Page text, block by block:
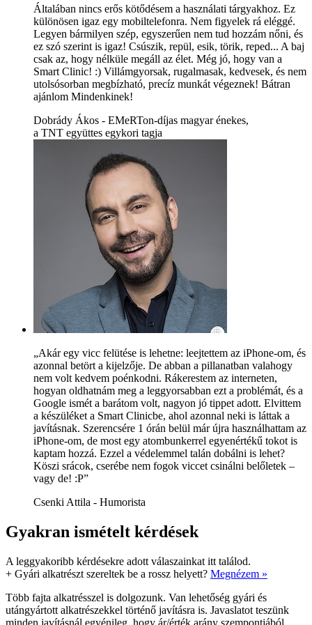
Általában nincs erős kötődésem a használati tárgyakhoz. Ez
különösen igaz egy mobiltelefonra. Nem figyelek rá eléggé.
Legyen bármilyen szép, egyszerűen nem tud hozzám nőni, és
ez szó szerint is igaz! Csúszik, repül, esik, törik, reped... A baj
csak az, hogy nélküle megáll az élet. Még jó, hogy van a
Smart Clinic! :) Villámgyorsak, rugalmasak, kedvesek, és nem
utolsósorban megbízható, precíz munkát végeznek! Bátran
ajánlom Mindenkinek!
Dobrády Ákos - EMeRTon-díjas magyar énekes,
a TNT együttes egykori tagja
„Akár egy vicc felütése is lehetne: leejtettem az iPhone-om, és
azonnal betört a kijelzője. De abban a pillanatban valahogy
nem volt kedvem poénkodni. Rákerestem az interneten,
hogyan oldhatnám meg a leggyorsabban ezt a problémát, és a
Google ismét a barátom volt, nagyon jó tippet adott. Elvittem
a készüléket a Smart Clinicbe, ahol azonnal neki is láttak a
javításnak. Szerencsére 1 órán belül már újra használhattam az
iPhone-om, de most egy atombunkerrel egyenértékű tokot is
kaptam hozzá. Ezzel a védelemmel talán dobálni is lehet?
Köszi srácok, cserébe nem fogok viccet csinálni belőletek –
vagy de! :P”
Csenki Attila - Humorista
Gyakran ismételt kérdések
A leggyakoribb kérdésekre adott válaszainkat itt találod.
+ Gyári alkatrészt szereltek be a rossz helyett? Megnézem »
Több fajta alkatrésszel is dolgozunk. Van lehetőség gyári és
utángyártott alkatrészekkel történő javításra is. Javaslatot teszünk
minden javításnál egyénileg, hogy ár/érték arány szempontjából